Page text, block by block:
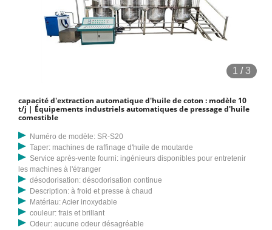
1 /3
capacité d'extraction automatique d'huile de coton : modèle 10
t/j | Équipements industriels automatiques de pressage d'huile
comestible
Numéro de modèle: SR-S20
Taper: machines de raffinage d'huile de moutarde
Service après-vente fourni: ingénieurs disponibles pour entretenir
les machines à l'étranger
désodorisation: désodorisation continue
Description: à froid et presse à chaud
Matériau: Acier inoxydable
couleur: frais et brillant
Odeur: aucune odeur désagréable